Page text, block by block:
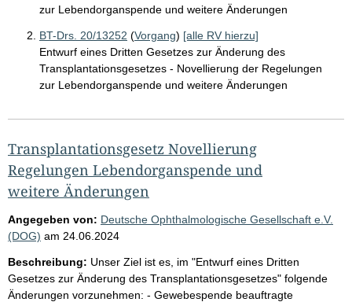
zur Lebendorganspende und weitere Änderungen
BT-Drs. 20/13252 (Vorgang) [alle RV hierzu]
Entwurf eines Dritten Gesetzes zur Änderung des
Transplantationsgesetzes - Novellierung der Regelungen
zur Lebendorganspende und weitere Änderungen
Transplantationsgesetz Novellierung
Regelungen Lebendorganspende und
weitere Änderungen
Angegeben von: Deutsche Ophthalmologische Gesellschaft e.V.
(DOG) am 24.06.2024
Beschreibung: Unser Ziel ist es, im "Entwurf eines Dritten
Gesetzes zur Änderung des Transplantationsgesetzes" folgende
Änderungen vorzunehmen: - Gewebespende beauftragte